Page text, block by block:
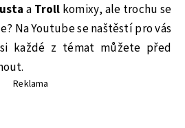
a Troll komixy, ale trochu se
Na Youtube se naštěstí pro vás
každé z témat můžete před
Reklama